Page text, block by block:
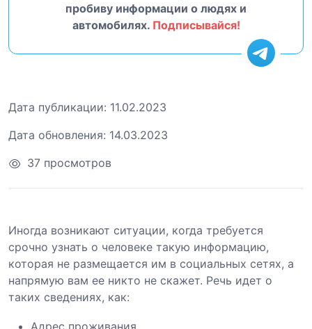
пробиву информации о людях и
автомобилях. Подписывайся!
Дата публикации: 11.02.2023
Дата обновления: 14.03.2023
37 просмотров
Иногда возникают ситуации, когда требуется
срочно узнать о человеке такую информацию,
которая не размещается им в социальных сетях, а
напрямую вам ее никто не скажет. Речь идет о
таких сведениях, как:
Адрес проживания